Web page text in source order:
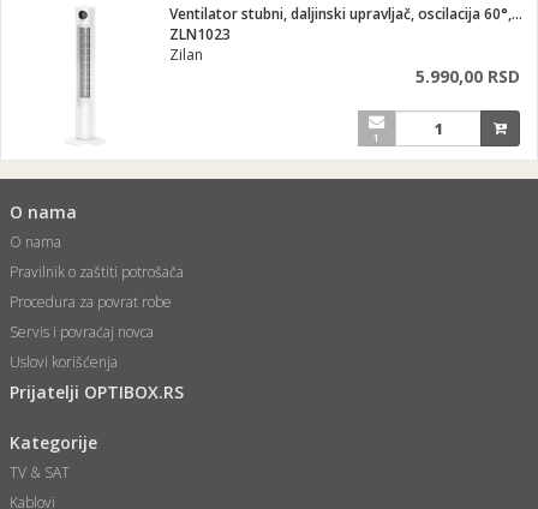
Ventilator stubni, daljinski upravljač, oscilacija 60°, 60W
ZLN1023
Zilan
5.990,00 RSD
1
O nama
O nama
Pravilnik o zaštiti potrošača
Procedura za povrat robe
Servis i povraćaj novca
Uslovi korišćenja
Prijatelji OPTIBOX.RS
Kategorije
TV & SAT
Kablovi